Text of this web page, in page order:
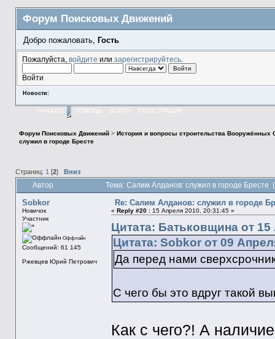
Форум Поисковых Движений
Добро пожаловать, Гость
Пожалуйста, войдите или зарегистрируйтесь.
Войти
Новости:
НАЧАЛО ПОМОЩЬ ВОЙТИ РЕГИСТРАЦИЯ
Форум Поисковых Движений> История и вопросы строительства Вооружённых
служил в городе Бресте
Страниц: 1 [2] Вниз
Автор Тема: Салим Алданов: служил в городе Бресте
Sobkor
Новичок
Участник
Оффлайн
Сообщений: 61 145
Ржевцев Юрий Петрович
Re: Салим Алданов: служил в городе
« Reply #20 :15 Апреля 2010, 20:31:45 »
Цитата: Батьковщина от
Цитата: Sobkor от 09
Да перед нами
С чего бы это вдруг такой
Как с чего?! А